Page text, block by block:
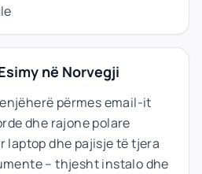
në Norvegji
përmes email-it
dhe rajone polare
laptop dhe pajisje të tjera
– thjesht instalo dhe